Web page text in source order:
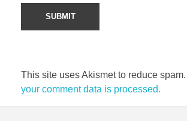
This site uses Akismet to reduce spam.
your comment data is processed.